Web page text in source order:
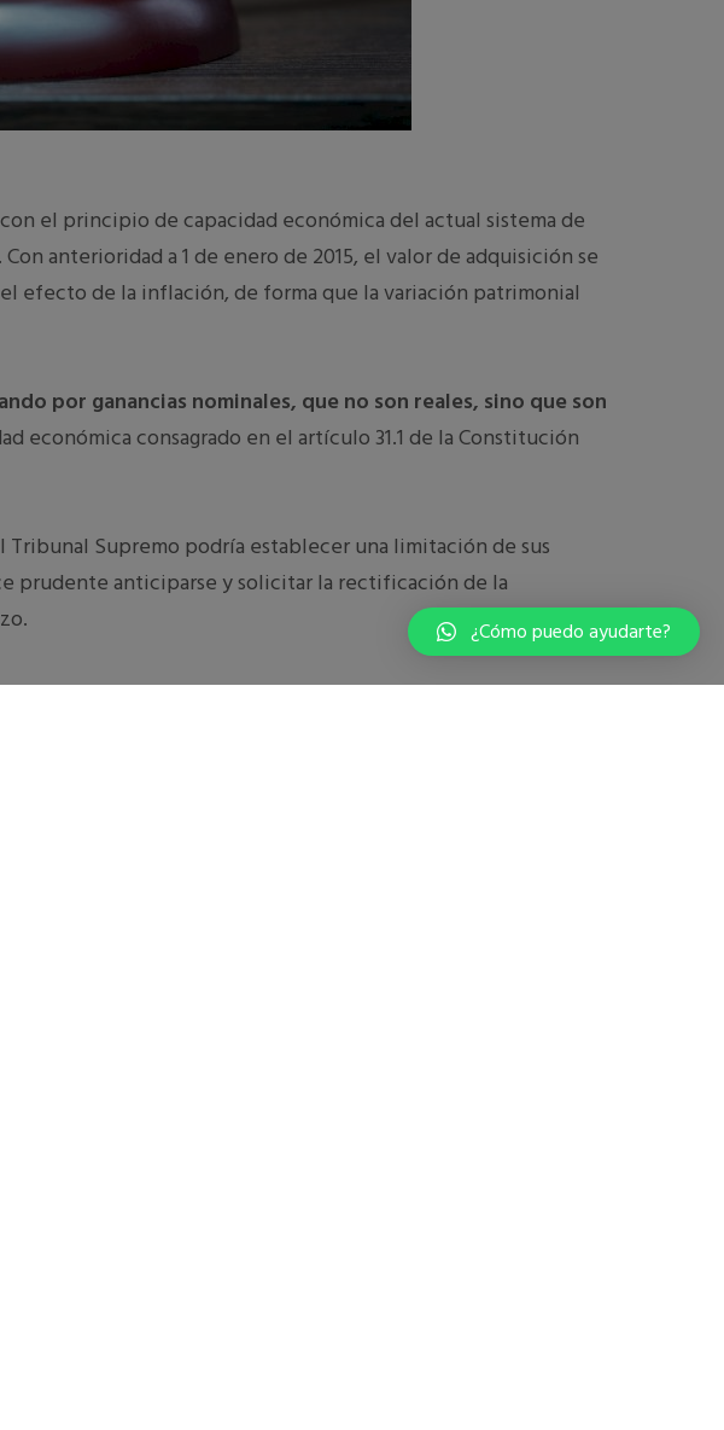
el principio de capacidad económica del actual sistema de
. Con anterioridad a 1 de enero de 2015, el valor de adquisición se
efecto de la inflación, de forma que la variación patrimonial
por ganancias nominales, que no son reales, sino que son
económica consagrado en el artículo 31.1 de la Constitución
Supremo podría establecer una limitación de sus
prudente anticiparse y solicitar la rectificación de la
¿Cómo puedo ayudarte?